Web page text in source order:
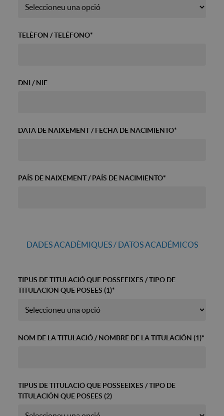
TELÈFON / TELÉFONO*
DNI / NIE
DATA DE NAIXEMENT / FECHA DE NACIMIENTO*
PAÍS DE NAIXEMENT / PAÍS DE NACIMIENTO*
DADES ACADÈMIQUES / DATOS ACADÉMICOS
TIPUS DE TITULACIÓ QUE POSSEEIXES / TIPO DE
TITULACIÓN QUE POSEES (1)*
NOM DE LA TITULACIÓ / NOMBRE DE LA TITULACIÓN (1)*
TIPUS DE TITULACIÓ QUE POSSEEIXES / TIPO DE
TITULACIÓN QUE POSEES (2)